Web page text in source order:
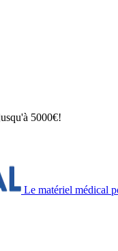
5000€!
Le matériel médical